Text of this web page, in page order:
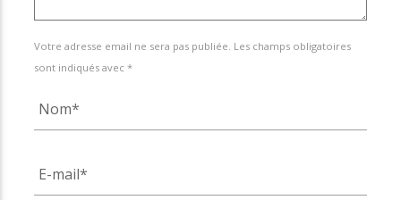
Votre adresse email ne sera pas publiée. Les champs obligatoires
sont indiqués avec *